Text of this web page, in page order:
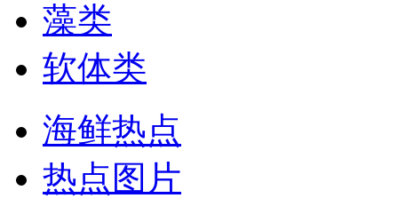
藻类
软体类
海鲜热点
热点图片